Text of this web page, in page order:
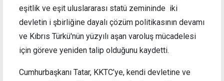
eşitlik ve eşit uluslararası statü zemininde iki
devletin i şbirliğine dayalı çözüm politikasının devamı
ve Kıbrıs Türkü'nün yüzyılı aşan varoluş mücadelesi
için göreve yeniden talip olduğunu kaydetti.
Cumhurbaşkanı Tatar, KKTC’ye, kendi devletine ve